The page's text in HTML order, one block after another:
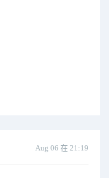
Aug 06 在 21:19